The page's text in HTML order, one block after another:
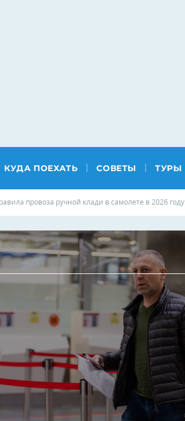
КУДА ПОЕХАТЬ СОВЕТЫ ТУРЫ
провоза ручной клади в самолете в 2026 году